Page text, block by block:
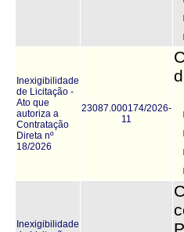
Inexigibilidade
de Licitação -
Ato que
autoriza a
Contratação
Direta nº
18/2026
23087.000174/2026-
11
Inexigibilidade